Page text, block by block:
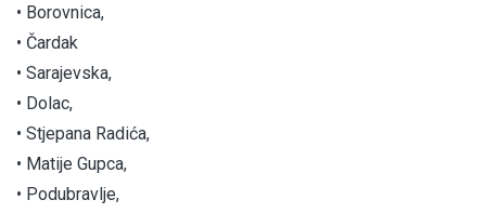
• Borovnica,
• Čardak
• Sarajevska,
• Dolac,
• Stjepana Radića,
• Matije Gupca,
• Podubravlje,